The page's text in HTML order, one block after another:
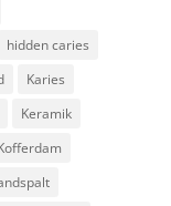
hidden caries
Karies
Keramik